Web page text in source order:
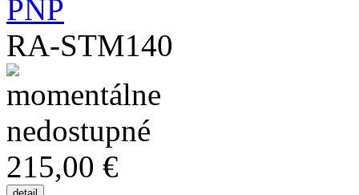
RA-STM140
215,00 €